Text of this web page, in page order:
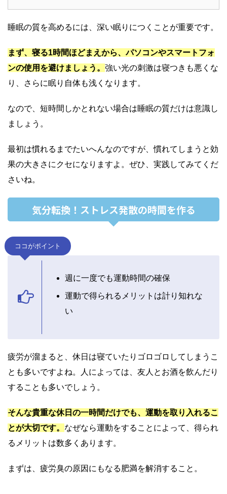
睡眠の質を高めるには、深い眠りにつくことが重要です。
まず、寝る1時間ほどまえから、パソコンやスマートフォ
ンの使用を避けましょう。 強い光の刺激は寝つきも悪くな
り、さらに眠り自体も浅くなります。
なので、短時間しかとれない場合は睡眠の質だけは意識し
ましょう。
最初は慣れるまでたいへんなのですが、慣れてしまうと効
果の大きさにクセになりますよ。 ぜひ、実践してみてくだ
さいね。
気分転換！ストレス発散の時間を作る
ココがポイント
週に一度でも運動時間の確保
運動で得られるメリットは計り知れな
い
疲労が溜まると、休日は寝ていたりゴロゴロしてしまうこ
とも多いですよね。
人によっては、友人とお酒を飲んだり
することも多いでしょう。
そんな貴重な休日の一時間だけでも、運動を取り入れるこ
とが大切です。 なぜなら運動をすることによって、得られ
るメリットは数多くあります。
まずは、疲労臭の原因にもなる肥満を解消すること。